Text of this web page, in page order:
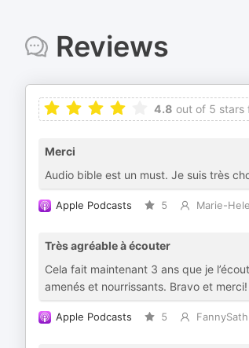
Reviews
4.8 out of 5 stars
Merci
Audio bible est un must. Je suis très
Apple Podcasts 5 Marie-
Très agréable à écouter
Cela fait maintenant 3 ans que je
amenés et nourrissants. Bravo et merci!
Apple Podcasts 5 FannySath